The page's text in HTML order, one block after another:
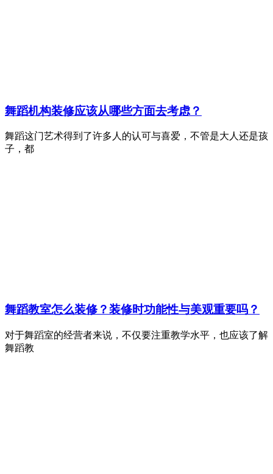
舞蹈机构装修应该从哪些方面去考虑？
舞蹈这门艺术得到了许多人的认可与喜爱，不管是大人还是孩
子，都
舞蹈教室怎么装修？装修时功能性与美观重要吗？
对于舞蹈室的经营者来说，不仅要注重教学水平，也应该了解
舞蹈教